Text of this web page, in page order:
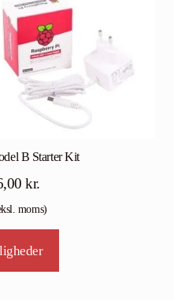
B Starter Kit
kr.
moms)